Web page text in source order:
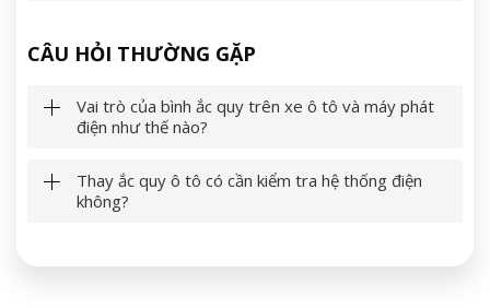
CÂU HỎI THƯỜNG GẶP
Vai trò của bình ắc quy trên xe ô tô và máy phát
điện như thế nào?
Thay ắc quy ô tô có cần kiểm tra hệ thống điện
không?